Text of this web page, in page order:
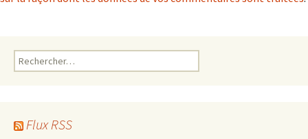
Rechercher :
Flux RSS